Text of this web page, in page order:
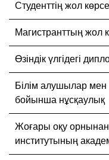
Студенттің жол
Магистранттың жол
Өзіндік үлгідегі
Білім алушылар мен
бойынша нұсқаулық
Жоғары оқу орнынан
институтының